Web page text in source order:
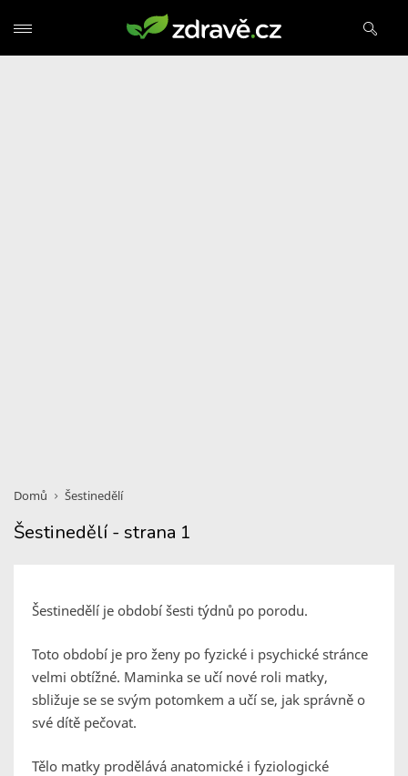
Domů Šestinedělí
Šestinedělí - strana 1
Šestinedělí je období šesti týdnů po porodu.
Toto období je pro ženy po fyzické i psychické stránce
velmi obtížné. Maminka se učí nové roli matky,
sbližuje se se svým potomkem a učí se, jak správně o
své dítě pečovat.
Tělo matky prodělává anatomické i fyziologické